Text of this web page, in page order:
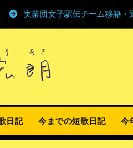
実業団女子駅伝チーム移籍・
日記 今までの短歌日記 今